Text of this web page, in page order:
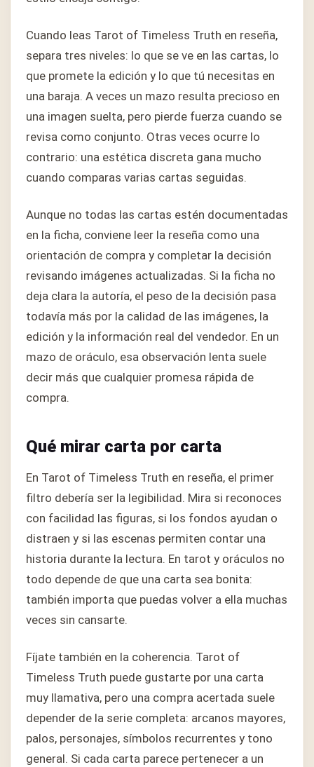
Cuando leas Tarot of Timeless Truth en reseña,
separa tres niveles: lo que se ve en las cartas, lo
que promete la edición y lo que tú necesitas en
una baraja. A veces un mazo resulta precioso en
una imagen suelta, pero pierde fuerza cuando se
revisa como conjunto. Otras veces ocurre lo
contrario: una estética discreta gana mucho
cuando comparas varias cartas seguidas.
Aunque no todas las cartas estén documentadas
en la ficha, conviene leer la reseña como una
orientación de compra y completar la decisión
revisando imágenes actualizadas. Si la ficha no
deja clara la autoría, el peso de la decisión pasa
todavía más por la calidad de las imágenes, la
edición y la información real del vendedor. En un
mazo de oráculo, esa observación lenta suele
decir más que cualquier promesa rápida de
compra.
Qué mirar carta por carta
En Tarot of Timeless Truth en reseña, el primer
filtro debería ser la legibilidad. Mira si reconoces
con facilidad las figuras, si los fondos ayudan o
distraen y si las escenas permiten contar una
historia durante la lectura. En tarot y oráculos no
todo depende de que una carta sea bonita:
también importa que puedas volver a ella muchas
veces sin cansarte.
Fíjate también en la coherencia. Tarot of
Timeless Truth puede gustarte por una carta
muy llamativa, pero una compra acertada suele
depender de la serie completa: arcanos mayores,
palos, personajes, símbolos recurrentes y tono
general. Si cada carta parece pertenecer a un